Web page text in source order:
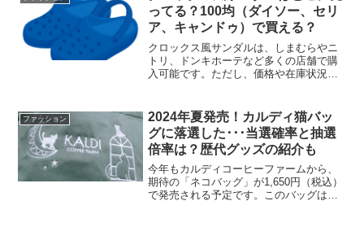
くありません。「近くで買え...
ってる？100均（ダイソー、セリ
ア、キャンドゥ）で買える？
クロックス風サンダルは、しまむらやニ
トリ、ドンキホーテなど多くの店舗で購
入可能です。ただし、価格や在庫状況は
では、クロックス風サンダルを販売して
いる店舗の特徴や価格帯、...
ファッション
2024年夏発売！カルディ猫バッ
グに落選した･･･当選確率と抽選
倍率は？歴代グッズの紹介も
今年もカルディコーヒーファームから、
期待の「ネコバッグ」が1,650円（税込）
で発売される予定です。このバッグは数